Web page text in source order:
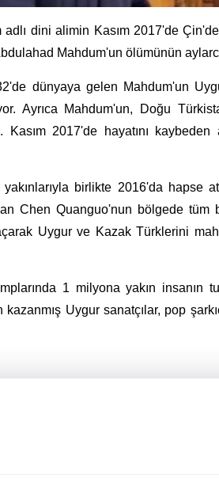
dini alimin Kasım 2017'de
Mahdum'un ölümünün
dünyaya gelen Mahdum'un
Ayrıca Mahdum'un, Doğu
Kasım 2017'de hayatını
birlikte 2016'da hapse
Chen Quanguo'nun bölgede tüm
Uygur ve Kazak Türklerini
1 milyona yakın
Uygur sanatçılar, pop